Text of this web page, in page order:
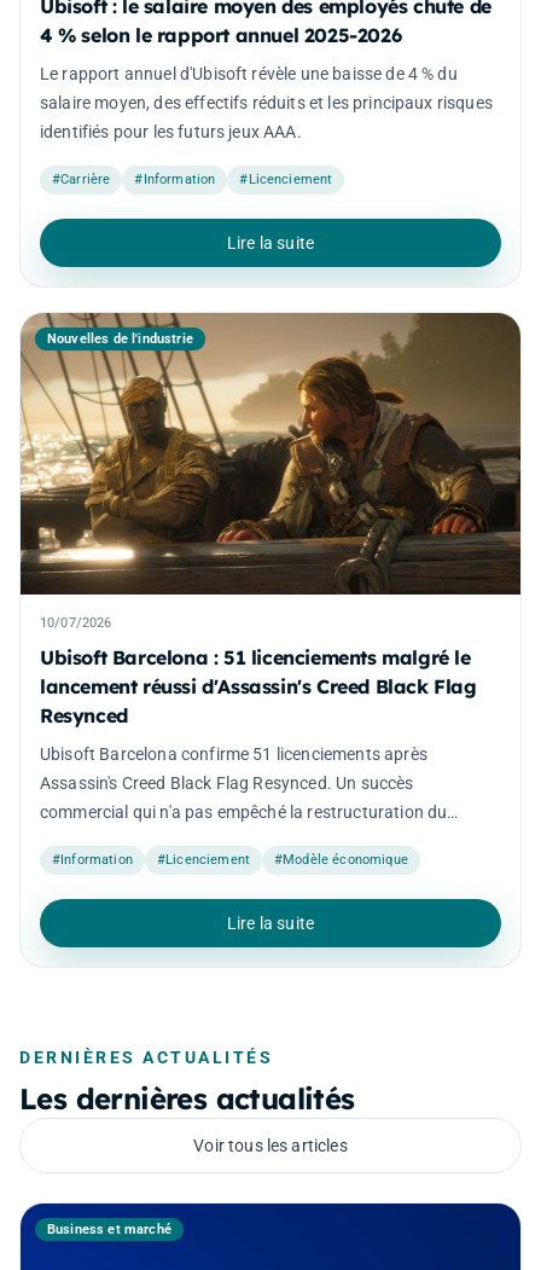
Ubisoft : le salaire moyen des employés chute de
4 % selon le rapport annuel 2025-2026
Le rapport annuel d'Ubisoft révèle une baisse de 4 % du
salaire moyen, des effectifs réduits et les principaux risques
identifiés pour les futurs jeux AAA.
#Carrière #Information #Licenciement
Lire la suite
Nouvelles de l'industrie
10/07/2026
Ubisoft Barcelona : 51 licenciements malgré le
lancement réussi d'Assassin's Creed Black Flag
Resynced
Ubisoft Barcelona confirme 51 licenciements après
Assassin's Creed Black Flag Resynced. Un succès
commercial qui n'a pas empêché la restructuration du
studio.
#Information #Licenciement #Modèle économique
Lire la suite
DERNIÈRES ACTUALITÉS
Les dernières actualités
Voir tous les articles
Business et marché